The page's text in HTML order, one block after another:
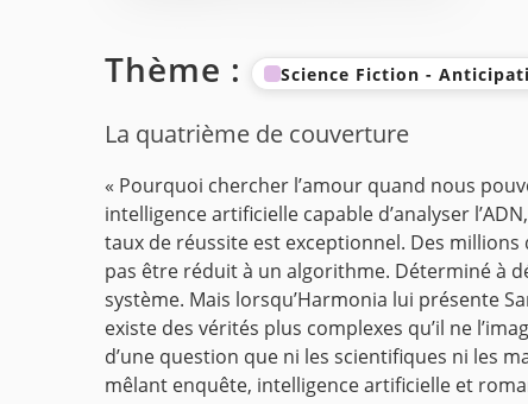
Thème : Science Fiction -
La quatrième de couverture
« Pourquoi chercher l’amour quand nous
intelligence artificielle capable d’analyser
taux de réussite est exceptionnel. Des
pas être réduit à un algorithme. Déterminé à
système. Mais lorsqu’Harmonia lui présente
existe des vérités plus complexes qu’il ne
d’une question que ni les scientifiques ni les
mêlant enquête, intelligence artificielle et